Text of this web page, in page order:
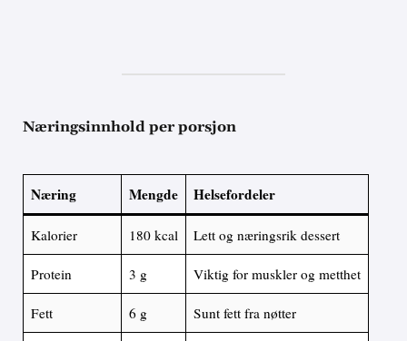
Næringsinnhold per porsjon
Næring Mengde Helsefordeler
Kalorier 180 kcal Lett og næringsrik dessert
Protein 3 g Viktig for muskler og metthet
Fett 6 g Sunt fett fra nøtter